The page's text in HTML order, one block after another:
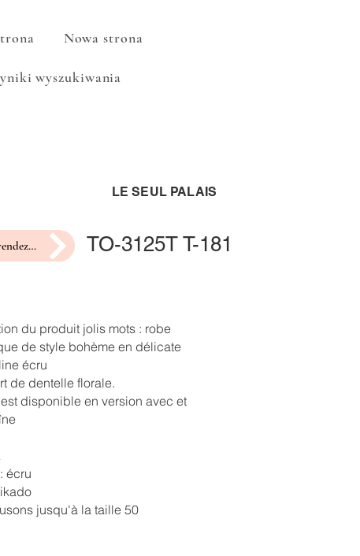
Nowa strona
wyszukiwania
LE SEUL PALAIS
prendre rendez-vous pour un essayage TO-3125T T-181
du produit jolis mots : robe
de style bohème en délicate
écru
de dentelle florale.
disponible en version avec et
écru
jusqu'à la taille 50